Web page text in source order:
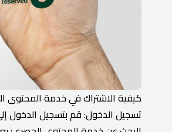
كيفية الاشتراك في خدمة المحتوى
تسجيل الدخول: قم بتسجيل الدخول